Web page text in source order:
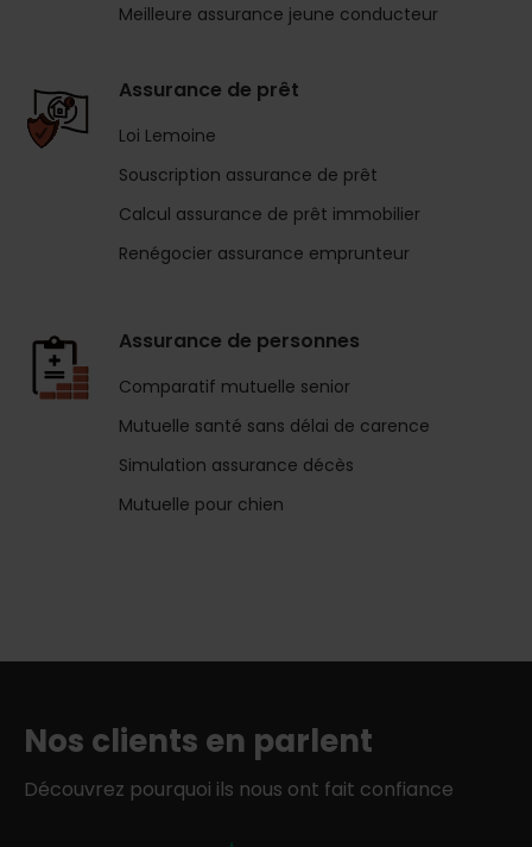
Meilleure assurance jeune conducteur
Assurance de prêt
Loi Lemoine
Souscription assurance de prêt
Calcul assurance de prêt immobilier
Renégocier assurance emprunteur
Assurance de personnes
Comparatif mutuelle senior
Mutuelle santé sans délai de carence
Simulation assurance décès
Mutuelle pour chien
Nos clients en parlent
Découvrez pourquoi ils nous ont fait confiance